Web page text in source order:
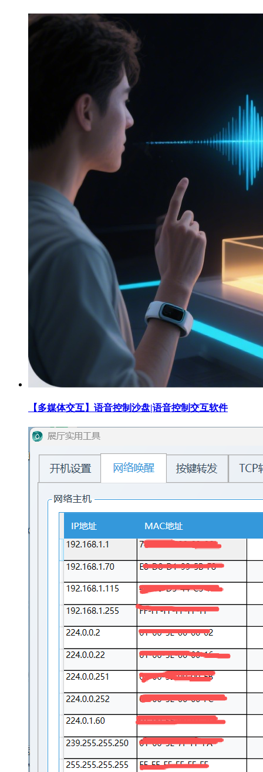
【多媒体交互】语音控制沙盘|语音控制交互软件